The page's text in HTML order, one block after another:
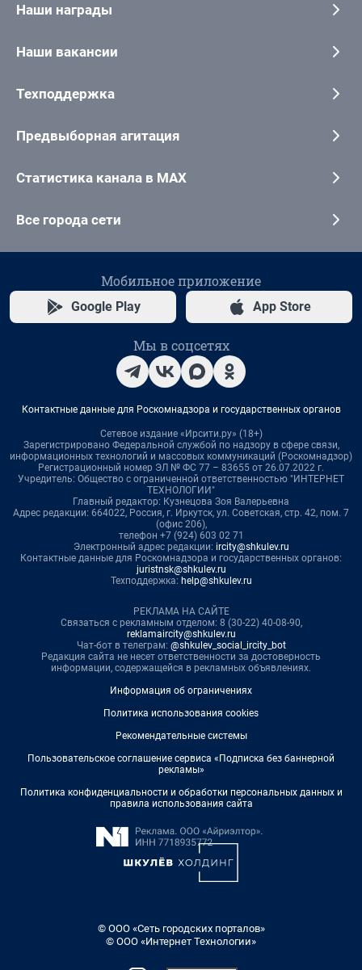
Наши награды
Наши вакансии
Техподдержка
Предвыборная агитация
Статистика канала в MAX
Все города сети
Мобильное приложение
Google Play App Store
Мы в соцсетях
Контактные данные для Роскомнадзора и государственных органов
Сетевое издание «Ирсити.ру» (18+)
Зарегистрировано Федеральной службой по надзору в сфере связи,
информационных технологий и массовых коммуникаций (Роскомнадзор)
Регистрационный номер ЭЛ № ФС 77 – 83655 от 26.07.2022 г.
Учредитель: Общество с ограниченной ответственностью "ИНТЕРНЕТ
ТЕХНОЛОГИИ"
Главный редактор: Кузнецова Зоя Валерьевна
Адрес редакции: 664022, Россия, г. Иркутск, ул. Советская, стр. 42, пом. 7
(офис 206),
телефон +7 (924) 603 02 71
Электронный адрес редакции: ircity@shkulev.ru
Контактные данные для Роскомнадзора и государственных органов:
juristnsk@shkulev.ru
Техподдержка: help@shkulev.ru
РЕКЛАМА НА САЙТЕ
Связаться с рекламным отделом: 8 (30-22) 40-08-90,
reklamaircity@shkulev.ru
Чат-бот в телеграм: @shkulev_social_ircity_bot
Редакция сайта не несет ответственности за достоверность
информации, содержащейся в рекламных объявлениях.
Информация об ограничениях
Политика использования cookies
Рекомендательные системы
Пользовательское соглашение сервиса «Подписка без баннерной
рекламы»
Политика конфиденциальности и обработки персональных данных и
правила использования сайта
© ООО «Сеть городских порталов»
© ООО «Интернет Технологии»